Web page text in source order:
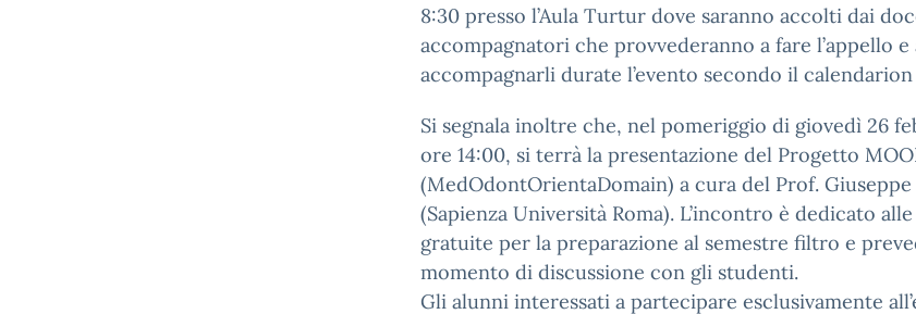
8:30 presso l’Aula Turtur dove saranno accolti dai
accompagnatori che provvederanno a fare l’appello e
accompagnarli durate l’evento secondo il
Si segnala inoltre che, nel pomeriggio di giovedì 26
ore 14:00, si terrà la presentazione del Progetto
(MedOdontOrientaDomain) a cura del Prof.
(Sapienza Università Roma). L’incontro è dedicato
gratuite per la preparazione al semestre filtro e
momento di discussione con gli studenti.
Gli alunni interessati a partecipare esclusivamente